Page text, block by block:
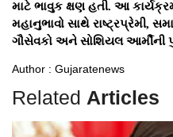
માટે ભાવુક ક્ષણ હતી. આ
મહાનુભાવો સાથે રાષ્ટ્રપ્રેમી,
ગૌસેવકો અને સોશિયલ આર્મીની
Author : Gujaratenews
Related Articles